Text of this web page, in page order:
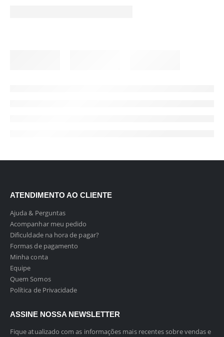
ATENDIMENTO AO CLIENTE
Ajuda & Perguntas
Acompanhar meu pedido
Dificuldade na hora de pagar?
Formas de pagamento
Minha conta
Equipe
Quem Somos
Política de Privacidade
ASSINE NOSSA NEWSLETTER
Fique atualizado com as informações mais recentes sobre vendas e